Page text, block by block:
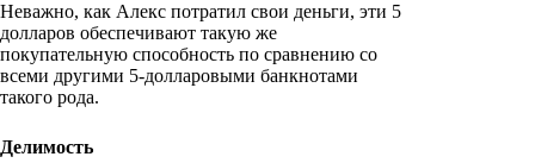
Неважно, как Алекс потратил свои деньги, эти 5
долларов обеспечивают такую же
покупательную способность по сравнению со
всеми другими 5-долларовыми банкнотами
такого рода.
Делимость